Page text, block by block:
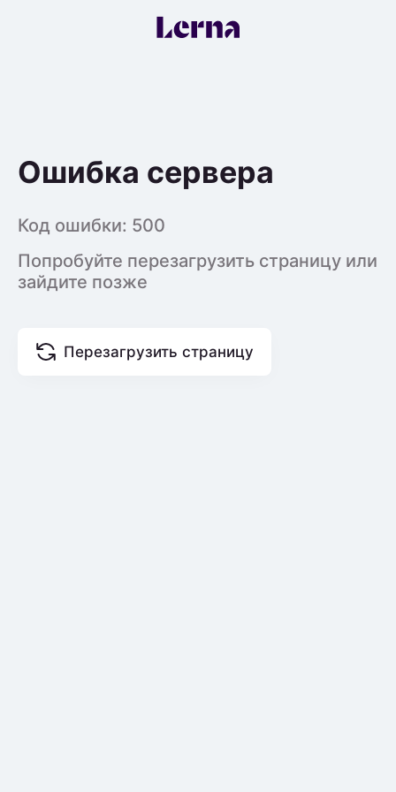
Ошибка сервера
Код ошибки: 500
Попробуйте перезагрузить страницу или
зайдите позже
Перезагрузить страницу